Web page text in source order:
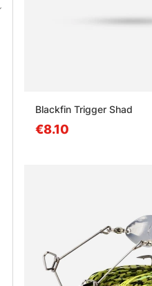
Blackfin Trigger Shad
€8.10